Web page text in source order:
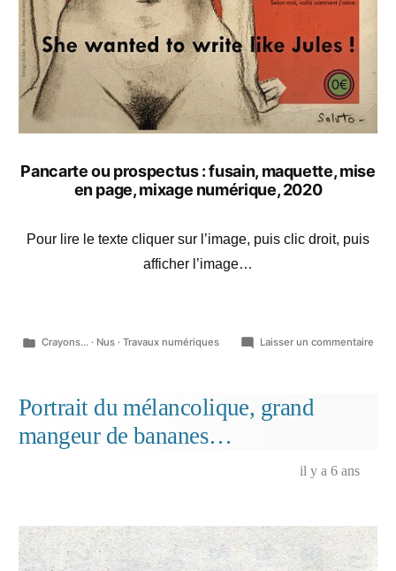
Pancarte ou prospectus : fusain, maquette, mise
en page, mixage numérique, 2020
Pour lire le texte cliquer sur l’image, puis clic droit, puis
afficher l’image…
Publié
Crayons...· Nus· Travaux numériques Laisser un commentairesur
Portrait du mélancolique, grand
mangeur de bananes…
il y a 6 ans